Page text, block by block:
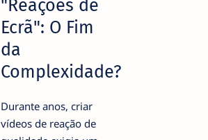
"Reações de
Ecrã": O Fim
da
Complexidade?
Durante anos, criar
vídeos de reação de